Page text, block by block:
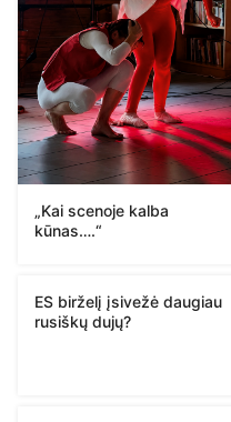
„Kai scenoje kalba
kūnas….“
ES birželį įsivežė daugiau
rusiškų dujų?